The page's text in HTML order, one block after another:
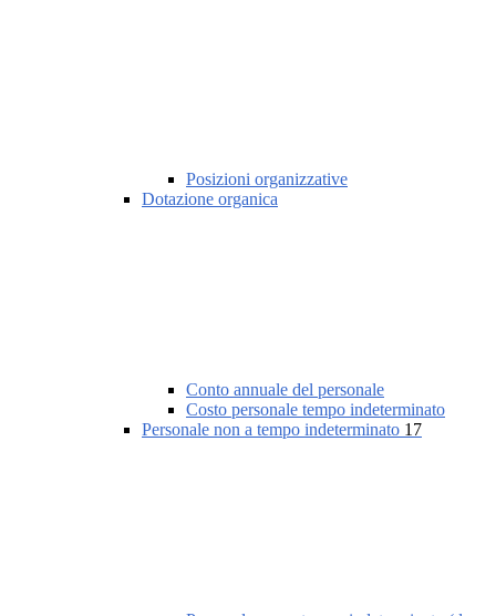
Posizioni organizzative
Dotazione organica
Conto annuale del personale
Costo personale tempo indeterminato
Personale non a tempo indeterminato 17